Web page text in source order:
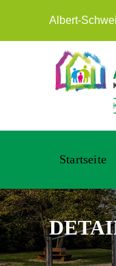
Albert-
Startseite